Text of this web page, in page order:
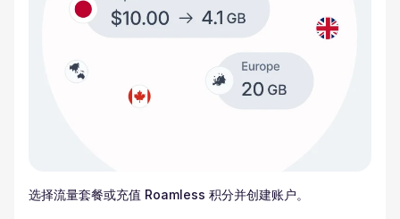
选择流量套餐或充值 Roamless 积分并创建账户。